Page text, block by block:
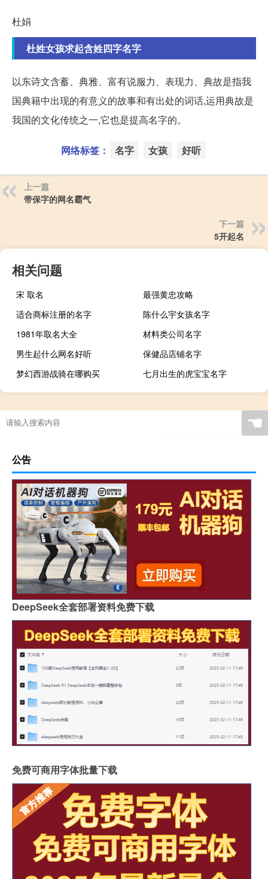
杜娟
杜姓女孩求起含姓四字名字
以东诗文含蓄、典雅、富有说服力、表现力、典故是指我
国典籍中出现的有意义的故事和有出处的词话,运用典故是
我国的文化传统之一,它也是提高名字的。
网络标签： 名字 女孩 好听
上一篇
带保字的网名霸气
下一篇
5开起名
相关问题
宋 取名
最强黄忠攻略
适合商标注册的名字
陈什么宇女孩名字
1981年取名大全
材料类公司名字
男生起什么网名好听
保健品店铺名字
梦幻西游战骑在哪购买
七月出生的虎宝宝名字
☚
公告
DeepSeek全套部署资料免费下载
免费可商用字体批量下载